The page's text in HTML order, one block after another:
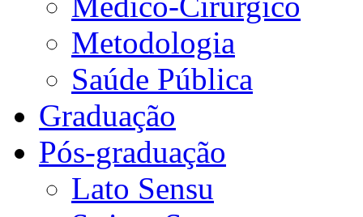
Metodologia
Saúde Pública
Graduação
Pós-graduação
Lato Sensu